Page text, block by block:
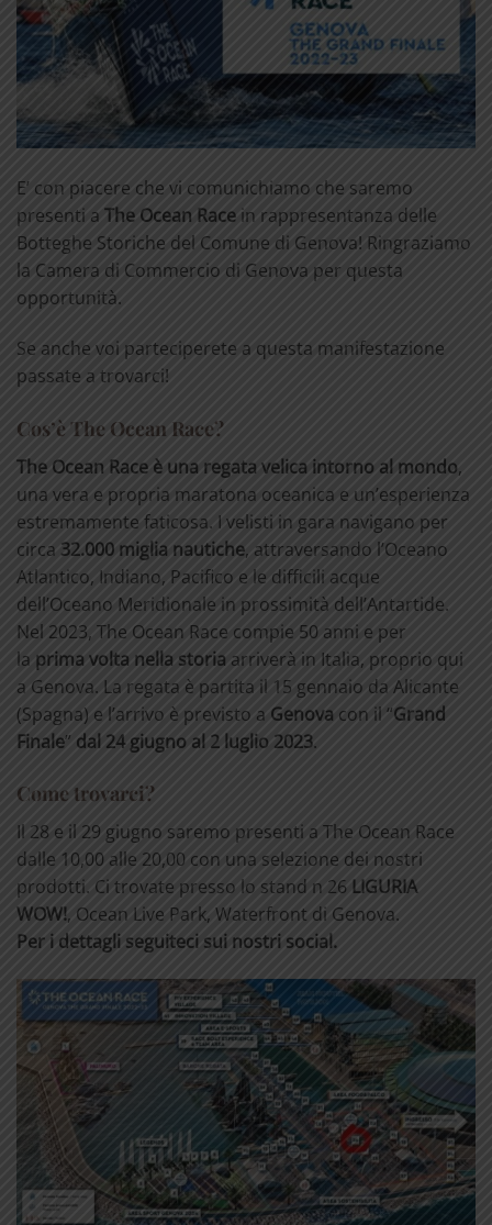
E’ con piacere che vi comunichiamo che saremo
presenti a The Ocean Race in rappresentanza delle
Botteghe Storiche del Comune di Genova! Ringraziamo
la Camera di Commercio di Genova per questa
opportunità.
Se anche voi parteciperete a questa manifestazione
passate a trovarci!
Cos’è The Ocean Race?
The Ocean Race è una regata velica intorno al mondo,
una vera e propria maratona oceanica e un’esperienza
estremamente faticosa. I velisti in gara navigano per
circa 32.000 miglia nautiche, attraversando l’Oceano
Atlantico, Indiano, Pacifico e le difficili acque
dell’Oceano Meridionale in prossimità dell’Antartide.
Nel 2023, The Ocean Race compie 50 anni e per
la prima volta nella storia arriverà in Italia, proprio qui
a Genova. La regata è partita il 15 gennaio da Alicante
(Spagna) e l’arrivo è previsto a Genova con il “Grand
Finale” dal 24 giugno al 2 luglio 2023.
Come trovarci?
Il 28 e il 29 giugno saremo presenti a The Ocean Race
dalle 10,00 alle 20,00 con una selezione dei nostri
prodotti. Ci trovate presso lo stand n 26 LIGURIA
WOW!, Ocean Live Park, Waterfront di Genova.
Per i dettagli seguiteci sui nostri social.